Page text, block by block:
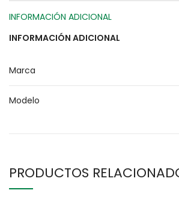
INFORMACIÓN ADICIONAL
INFORMACIÓN ADICIONAL
Marca
Modelo
PRODUCTOS